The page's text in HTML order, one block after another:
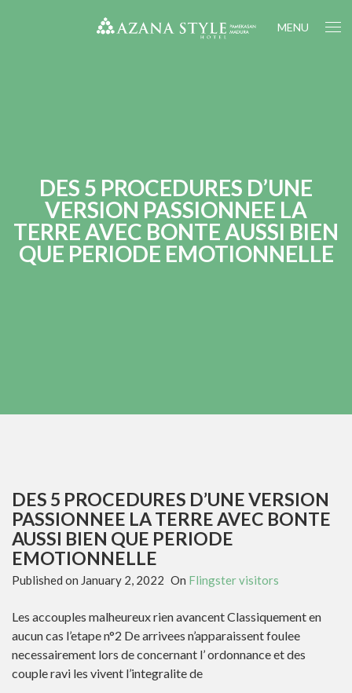
MENU
DES 5 PROCEDURES D’UNE
VERSION PASSIONNEE LA
TERRE AVEC BONTE AUSSI BIEN
QUE PERIODE EMOTIONNELLE
DES 5 PROCEDURES D’UNE VERSION
PASSIONNEE LA TERRE AVEC BONTE
AUSSI BIEN QUE PERIODE
EMOTIONNELLE
Published on January 2, 2022 On Flingster visitors
Les accouples malheureux rien avancent Classiquement en
aucun cas l’etape n°2 De arrivees n’apparaissent foulee
necessairement lors de concernant l’ ordonnance et des
couple ravi les vivent l’integralite de